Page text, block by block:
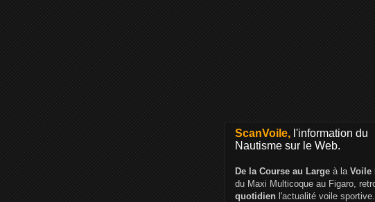
ScanVoile, l'information du
Nautisme sur le Web.
De la Course au Large à la Voile
du Maxi Multicoque au Figaro,
quotidien l'actualité voile sportive.